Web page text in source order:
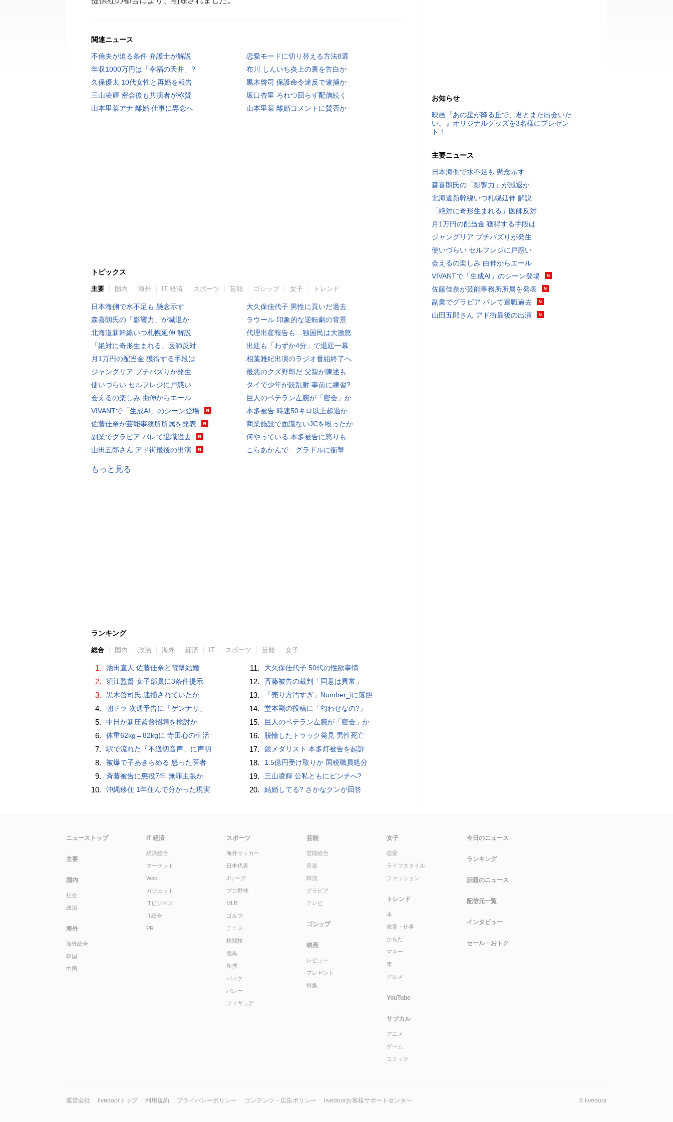
関連ニュース
不倫夫が迫る条件 弁護士が解説
恋愛モードに切り替える方法8選
年収1000万円は「幸福の天井」?
布川 しんいち炎上の裏を告白か
久保優太 10代女性と再婚を報告
黒木啓司 保護命令違反で逮捕か
三山凌輝 密会後も共演者が称賛
坂口杏里 ろれつ回らず配信続く
山本里菜アナ 離婚 仕事に専念へ
山本里菜 離婚コメントに賛否か
トピックス
主要 国内 海外 IT 経済 スポーツ 芸能 ゴシップ 女子 トレンド
日本海側で水不足も 懸念示す
森喜朗氏の「影響力」が減退か
北海道新幹線いつ札幌延伸 解説
「絶対に奇形生まれる」医師反対
月1万円の配当金 獲得する手段は
ジャングリア プチバズりが発生
使いづらい セルフレジに戸惑い
会えるの楽しみ 由伸からエール
VIVANTで「生成AI」のシーン登場
佐藤佳奈が芸能事務所所属を発表
副業でグラビア バレて退職過去
山田五郎さん アド街最後の出演
大久保佳代子 男性に貢いだ過去
ラウール 印象的な逆転劇の背景
代理出産報告も…独国民は大激怒
出廷も「わずか4分」で退廷一幕
相葉雅紀出演のラジオ番組終了へ
最悪のクズ野郎だ 父親が陳述も
タイで少年が銃乱射 事前に練習?
巨人のベテラン左腕が「密会」か
本多被告 時速50キロ以上超過か
商業施設で面識ないJCを殴ったか
何やっている 本多被告に怒りも
こらあかんで…グラドルに衝撃
もっと見る
ランキング
総合 国内 政治 海外 経済 IT スポーツ 芸能 女子
1. 池田直人 佐藤佳奈と電撃結婚
2. 須江監督 女子部員に3条件提示
3. 黒木啓司氏 逮捕されていたか
4. 朝ドラ 次週予告に「ゲンナリ」
5. 中日が新庄監督招聘を検討か
6. 体重62kg→82kgに 寺田心の生活
7. 駅で流れた「不適切音声」に声明
8. 被爆で子あきらめる 怒った医者
9. 斉藤被告に懲役7年 無罪主張か
10. 沖縄移住 1年住んで分かった現実
11. 大久保佳代子 50代の性欲事情
12. 斉藤被告の裁判「同意は異常」
13. 「売り方汚すぎ」Number_iに落胆
14. 堂本剛の投稿に「匂わせなの?」
15. 巨人のベテラン左腕が「密会」か
16. 脱輪したトラック発見 男性死亡
17. 銀メダリスト 本多灯被告を起訴
18. 1.5億円受け取りか 国税職員処分
19. 三山凌輝 公私ともにピンチへ?
20. 結婚してる? さかなクンが回答
お知らせ
映画『あの星が降る丘で、君とまた出会いた
い。』オリジナルグッズを3名様にプレゼン
ト！
主要ニュース
日本海側で水不足も 懸念示す
森喜朗氏の「影響力」が減退か
北海道新幹線いつ札幌延伸 解説
「絶対に奇形生まれる」医師反対
月1万円の配当金 獲得する手段は
ジャングリア プチバズりが発生
使いづらい セルフレジに戸惑い
会えるの楽しみ 由伸からエール
VIVANTで「生成AI」のシーン登場
佐藤佳奈が芸能事務所所属を発表
副業でグラビア バレて退職過去
山田五郎さん アド街最後の出演
ニューストップ
主要
国内
社会
政治
海外
海外総合
韓国
中国
IT 経済
経済総合
マーケット
Web
ガジェット
ITビジネス
IT総合
PR
スポーツ
海外サッカー
日本代表
Jリーグ
プロ野球
MLB
ゴルフ
テニス
格闘技
競馬
相撲
バスケ
バレー
フィギュア
芸能
芸能総合
音楽
韓流
グラビア
テレビ
ゴシップ
映画
レビュー
プレゼント
特集
女子
恋愛
ライフスタイル
ファッション
トレンド
本
教育・仕事
からだ
マネー
車
グルメ
YouTube
サブカル
アニメ
ゲーム
コミック
今日のニュース
ランキング
話題のニュース
配信元一覧
インタビュー
セール・おトク
運営会社 livedoorトップ 利用規約 プライバシーポリシー コンテンツ・広告ポリシー livedoorお客様サポートセンター © livedoor